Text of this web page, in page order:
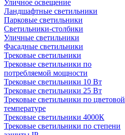
Уличное освещение
Ландшафтные светильники
Парковые светильники
Светильники-столбики
Уличные светильники
Фасадные светильники
Трековые светильники
Трековые светильники по
потребляемой мощности
Трековые светильники 10 Вт
Трековые светильники 25 Вт
Трековые светильники по цветовой
температуре
Трековые светильники 4000К
Трековые светильники по степени